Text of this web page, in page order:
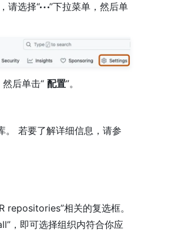
请选择“
”下拉菜单，然后单
后单击“ 配置”。
。 若要了解详细信息，请参
repositories”相关的复选框。
，即可选择组织内符合你应